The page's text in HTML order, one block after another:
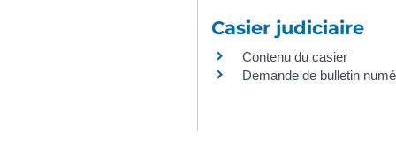
Casier judiciaire
Contenu du casier
Demande de bulletin